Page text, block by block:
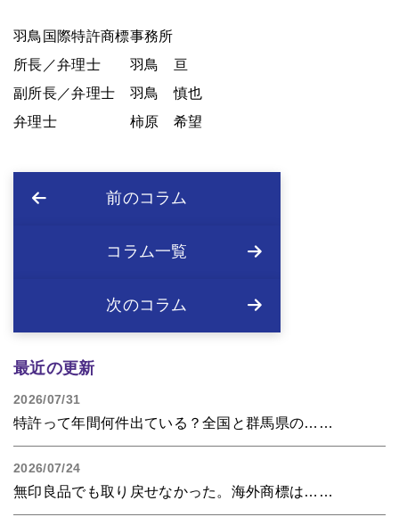
羽鳥国際特許商標事務所
所長／弁理士 羽鳥 亘
副所長／弁理士 羽鳥 慎也
弁理士 柿原 希望
前のコラム
コラム一覧
次のコラム
最近の更新
2026/07/31
特許って年間何件出ている？全国と群馬県の……
2026/07/24
無印良品でも取り戻せなかった。海外商標は……